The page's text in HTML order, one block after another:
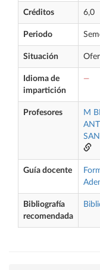
Créditos 6,0
Periodo
Situación
Idioma de
impartición
—
Profesores M
Guía docente
Bibliografía
recomendada